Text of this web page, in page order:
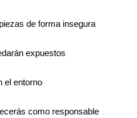
de forma insegura
expuestos
el entorno
como responsable